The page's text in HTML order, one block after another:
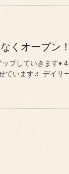
くオープン！
プしていきます♦
ています♬ デイサ